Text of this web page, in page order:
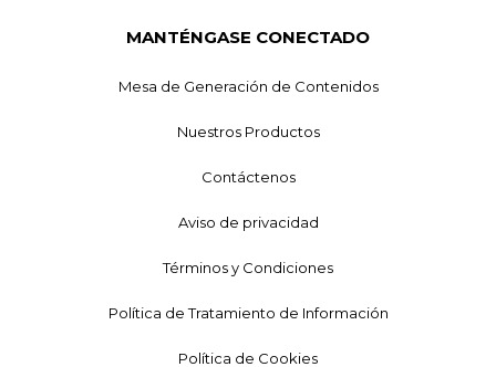
MANTÉNGASE CONECTADO
Mesa de Generación de Contenidos
Nuestros Productos
Contáctenos
Aviso de privacidad
Términos y Condiciones
Política de Tratamiento de Información
Política de Cookies